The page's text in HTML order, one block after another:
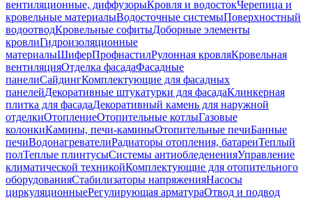
вентиляционные, диффузорыКровля и водостокЧерепица и
кровельные материалыВодосточные системыПоверхностный
водоотводКровельные софитыДоборные элементы
кровлиГидроизоляционные
материалыШиферПрофнастилРулонная кровляКровельная
вентиляцияОтделка фасадаФасадные
панелиСайдингКомплектующие для фасадных
панелейДекоративные штукатурки для фасадаКлинкерная
плитка для фасадаДекоративный камень для наружной
отделкиОтоплениеОтопительные котлыГазовые
колонкиКамины, печи-каминыОтопительные печиБанные
печиВодонагревателиРадиаторы отопления, батареиТеплый
полТеплые плинтусыСистемы антиобледененияУправление
климатической техникойКомплектующие для отопительного
оборудованияСтабилизаторы напряженияНасосы
циркуляционныеРегулирующая арматураОтвод и подвод